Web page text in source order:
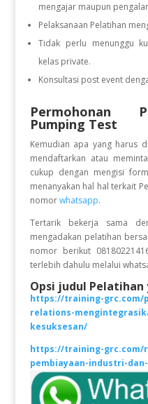
mengajar maupun
Pelaksanaan Pelatihan
Tidak perlu menunggu
kelas private.
Konsultasi post event
Permohonan
Pumping Test
Kemudian apa yang harus
mendaftarkan atau
cukup dengan mengisi
menanyakan hal hal terkait
nomor whatsapp.
Tertarik bekerja sama
mengadakan pelatihan
nomor berikut
terlebih dahulu melalui
Opsi judul Pelatihan
https://training-grc.com/
relations-
kesuksesan/
https://training-grc.com/
pembiayaan-industri-